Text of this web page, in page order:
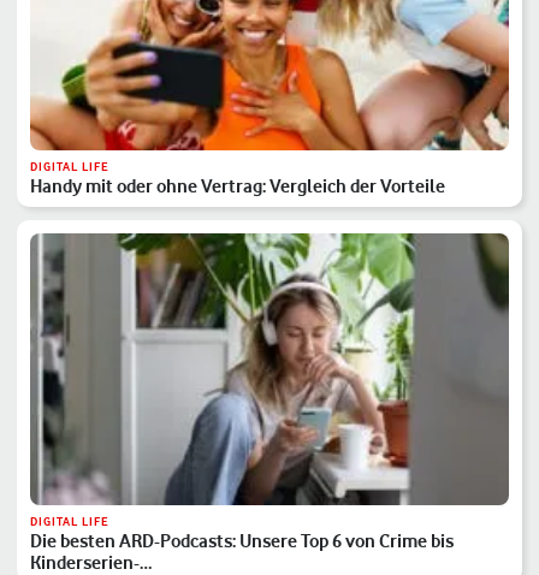
DIGITAL LIFE
Handy mit oder ohne Vertrag: Vergleich der Vorteile
DIGITAL LIFE
Die besten ARD-Podcasts: Unsere Top 6 von Crime bis
Kinderserien-…